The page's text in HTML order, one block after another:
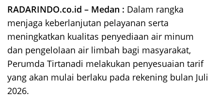
RADARINDO.co.id – Medan : Dalam rangka
menjaga keberlanjutan pelayanan serta
meningkatkan kualitas penyediaan air minum
dan pengelolaan air limbah bagi masyarakat,
Perumda Tirtanadi melakukan penyesuaian tarif
yang akan mulai berlaku pada rekening bulan Juli
2026.